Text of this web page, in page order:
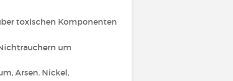
toxischen Komponenten
um
Arsen, Nickel,